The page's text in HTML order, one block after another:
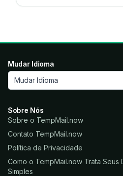
Mudar Idioma
Mudar Idioma
Sobre Nós
Sobre o TempMail.now
Contato TempMail.now
Política de Privacidade
Como o TempMail.now Trata Seus
Simples